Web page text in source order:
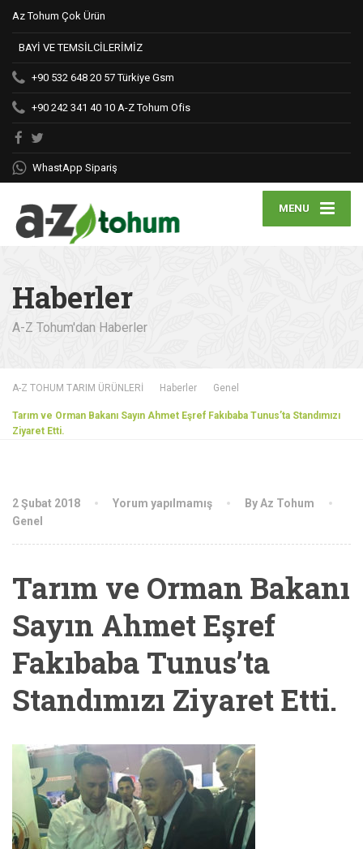
Az Tohum Çok Ürün
BAYİ VE TEMSİLCİLERİMİZ
+90 532 648 20 57 Türkiye Gsm
+90 242 341 40 10 A-Z Tohum Ofis
WhastApp Sipariş
MENU
Haberler
A-Z Tohum'dan Haberler
A-Z TOHUM TARIM ÜRÜNLERİ Haberler Genel
Tarım ve Orman Bakanı Sayın Ahmet Eşref Fakıbaba Tunus’ta Standımızı
Ziyaret Etti.
2 Şubat 2018 Yorum yapılmamış
By Az Tohum
Genel
Tarım ve Orman Bakanı
Sayın Ahmet Eşref
Fakıbaba Tunus’ta
Standımızı Ziyaret Etti.